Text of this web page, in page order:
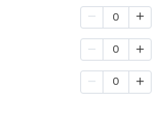
0
0
0